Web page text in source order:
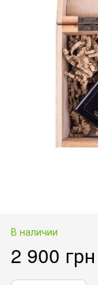
В наличии
2 900 грн